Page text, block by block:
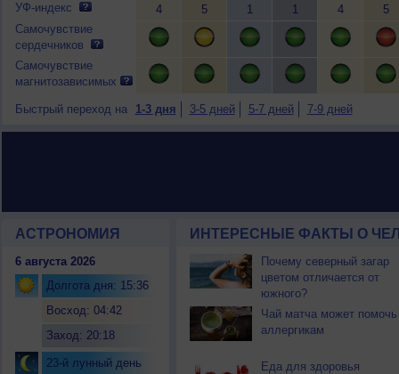
УФ-индекс
Самочувствие
сердечников
Самочувствие
магнитозависимых
4
5
1
1
4
5
Быстрый переход на 1-3 дня 3-5 дней 5-7 дней 7-9 дней
АСТРОНОМИЯ
6 августа 2026
Долгота дня: 15:36
Восход: 04:42
Заход: 20:18
23-й лунный день
ИНТЕРЕСНЫЕ ФАКТЫ О
Почему северный загар
цветом отличается от
южного?
Чай матча может помочь
аллергикам
Еда для здоровья